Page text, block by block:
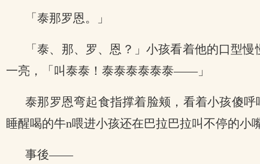
「泰那罗恩。」
「泰、那、罗、恩？」小孩看着他的口型
一亮，「叫泰泰！泰泰泰泰泰泰——」
泰那罗恩弯起食指撑着脸颊，看着小孩傻
睡醒喝的牛n喂进小孩还在巴拉巴拉叫不停的小嘴
事後——